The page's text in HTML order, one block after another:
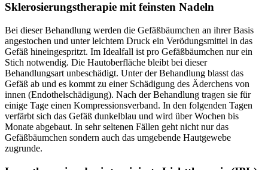
Sklerosierungstherapie mit feinsten Nadeln
Bei dieser Behandlung werden die Gefäßbäumchen an ihrer Basis
angestochen und unter leichtem Druck ein Verödungsmittel in das
Gefäß hineingespritzt. Im Idealfall ist pro Gefäßbäumchen nur ein
Stich notwendig. Die Hautoberfläche bleibt bei dieser
Behandlungsart unbeschädigt. Unter der Behandlung blasst das
Gefäß ab und es kommt zu einer Schädigung des Äderchens von
innen (Endothelschädigung). Nach der Behandlung tragen sie für
einige Tage einen Kompressionsverband. In den folgenden Tagen
verfärbt sich das Gefäß dunkelblau und wird über Wochen bis
Monate abgebaut. In sehr seltenen Fällen geht nicht nur das
Gefäßbäumchen sondern auch das umgebende Hautgewebe
zugrunde.